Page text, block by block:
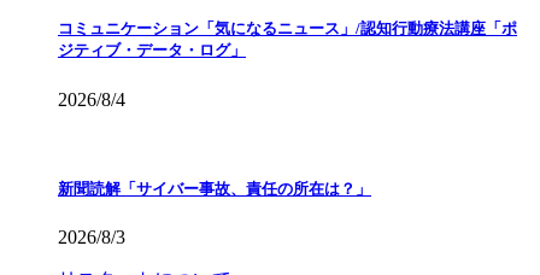
コミュニケーション「気になるニュース」/認知行動療法講座「ポ
ジティブ・データ・ログ」
2026/8/4
新聞読解「サイバー事故、責任の所在は？」
2026/8/3